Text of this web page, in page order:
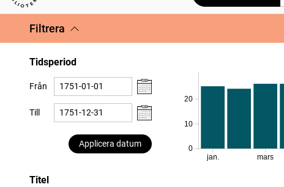
Filtrera
Tidsperiod
Från
Till
Applicera datum
0
10
20
jan. mars
Titel